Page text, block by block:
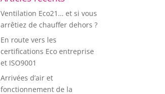
Ventilation Eco21… et si vous
arrêtiez de chauffer dehors ?
En route vers les
certifications Eco entreprise
et ISO9001
Arrivées d’air et
fonctionnement de la